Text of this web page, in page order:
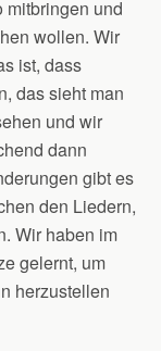
mitbringen und
wollen. Wir
ist, dass
das sieht man
und wir
dann
gibt es
den Liedern,
Wir haben im
gelernt, um
herzustellen